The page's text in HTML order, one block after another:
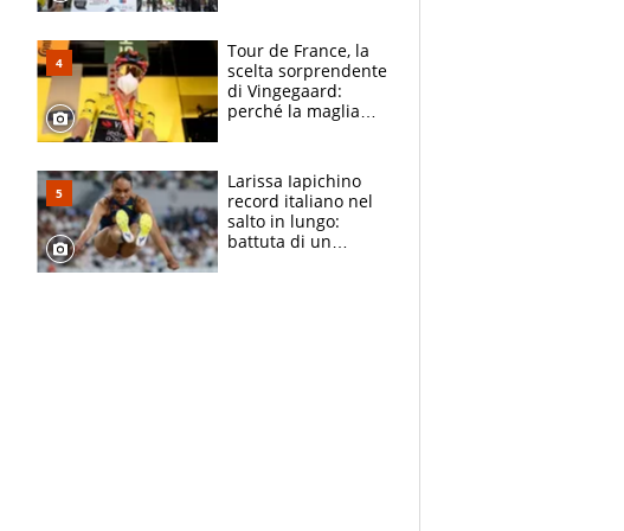
compagni
Tour de France, la
scelta sorprendente
di Vingegaard:
perché la maglia
rischio da evitare
Larissa Iapichino
record italiano nel
salto in lungo:
battuta di un